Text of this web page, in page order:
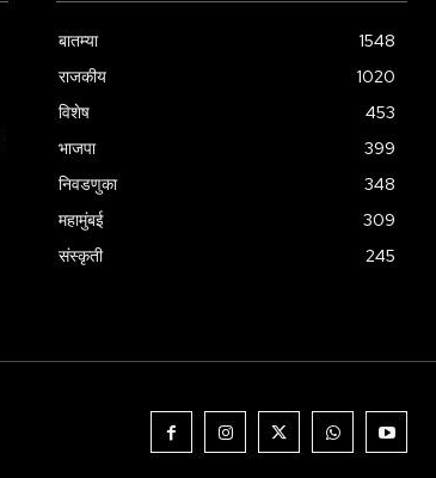
बातम्या
1548
राजकीय
1020
विशेष
453
भाजपा
399
निवडणुका
348
महामुंबई
309
संस्कृती
245